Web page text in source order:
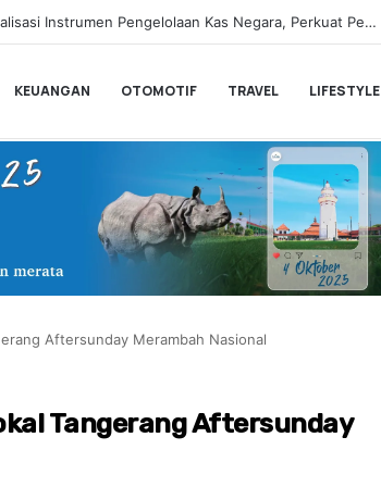
Hampir Sentuh 70.000 Pengguna, Polytron Optimis Sambut Ajang GIIAS 2026 dengan Respon Positif
KEUANGAN OTOMOTIF TRAVEL LIFESTYLE
Aftersunday Merambah Nasional
Tangerang Aftersunday